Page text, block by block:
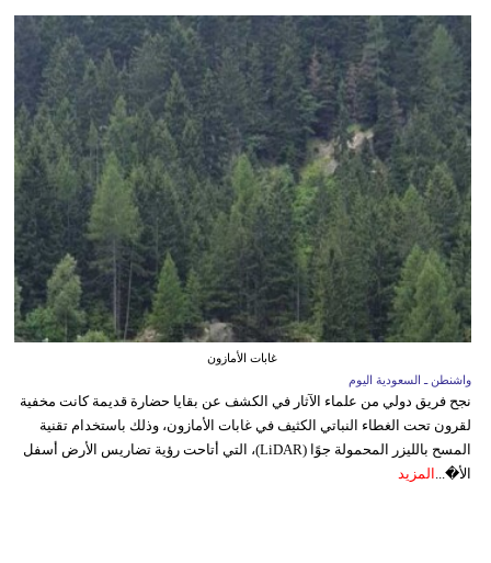
غابات الأمازون
واشنطن ـ السعودية اليوم
نجح فريق دولي من علماء الآثار في الكشف عن بقايا حضارة قديمة كانت مخفية
لقرون تحت الغطاء النباتي الكثيف في غابات الأمازون، وذلك باستخدام تقنية
المسح بالليزر المحمولة جوًا (LiDAR)، التي أتاحت رؤية تضاريس الأرض أسفل
الأ�... المزيد